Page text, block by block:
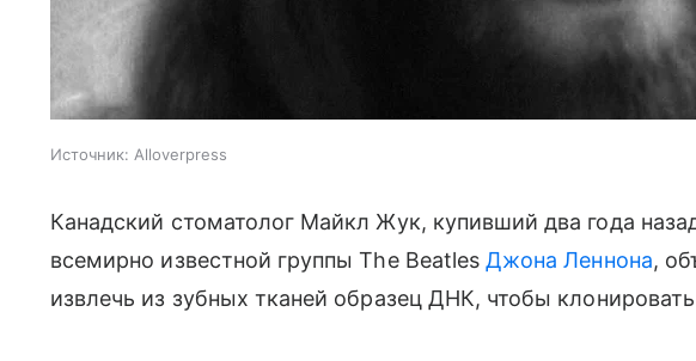
Источник: Alloverpress
Канадский стоматолог Майкл Жук, купивший два года
всемирно известной группы The BeatlesДжона Леннона,
извлечь из зубных тканей образец ДНК, чтобы